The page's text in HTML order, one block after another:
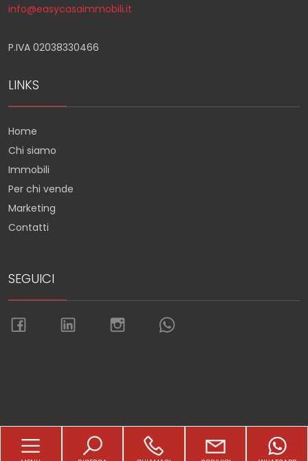
info@easycasaimmobili.it
P.IVA 02038330466
LINKS
Home
Chi siamo
Immobili
Per chi vende
Marketing
Contatti
SEGUICI
Sitemap Privacy Policy Cookie Policy